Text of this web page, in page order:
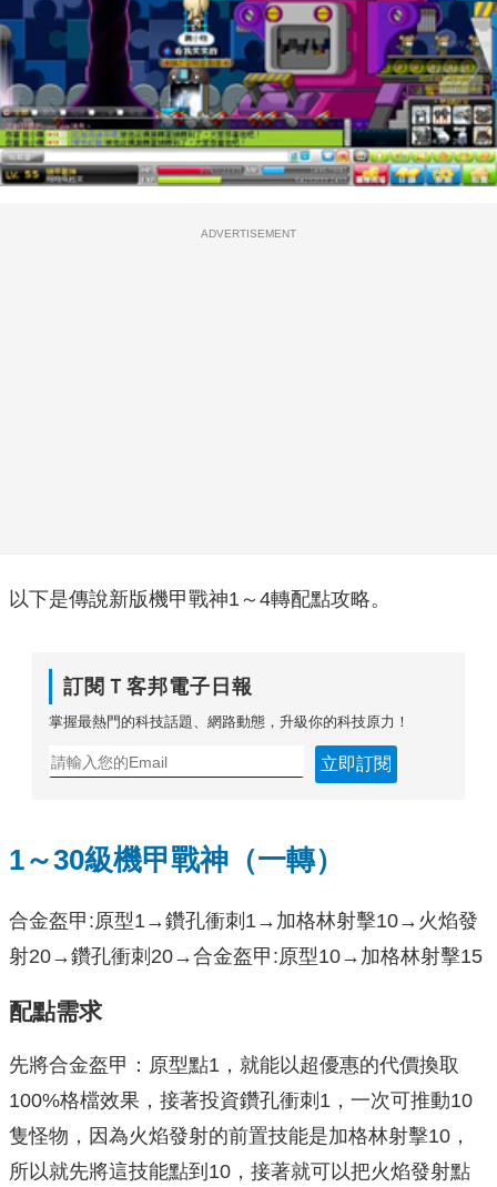
ADVERTISEMENT
以下是傳說新版機甲戰神1～4轉配點攻略。
訂閱Ｔ客邦電子日報
掌握最熱門的科技話題、網路動態，升級你的科技原力！
立即訂閱
1～30級機甲戰神（一轉）
合金盔甲:原型1→鑽孔衝刺1→加格林射擊10→火焰發
射20→鑽孔衝刺20→合金盔甲:原型10→加格林射擊15
配點需求
先將合金盔甲：原型點1，就能以超優惠的代價換取
100%格檔效果，接著投資鑽孔衝刺1，一次可推動10
隻怪物，因為火焰發射的前置技能是加格林射擊10，
所以就先將這技能點到10，接著就可以把火焰發射點